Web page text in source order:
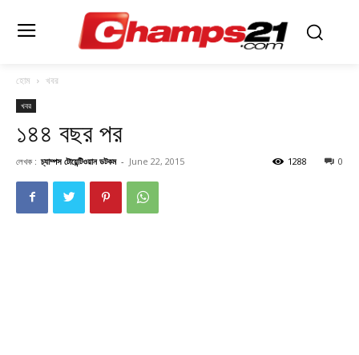
হোম খবর
খবর
১৪৪ বছর পর
লেখক : চ্যাম্পস টোয়েন্টিওয়ান ডটকম - June 22, 2015 0
1288